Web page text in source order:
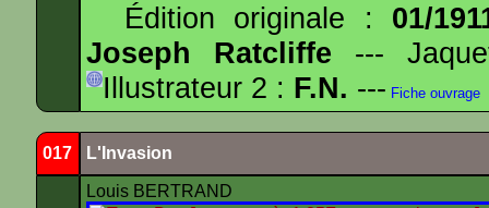
Édition originale : 01/
Joseph Ratcliffe ---
Illustrateur 2 : F.N. --- Fiche ouvrage
017 L'Invasion
Louis BERTRAND